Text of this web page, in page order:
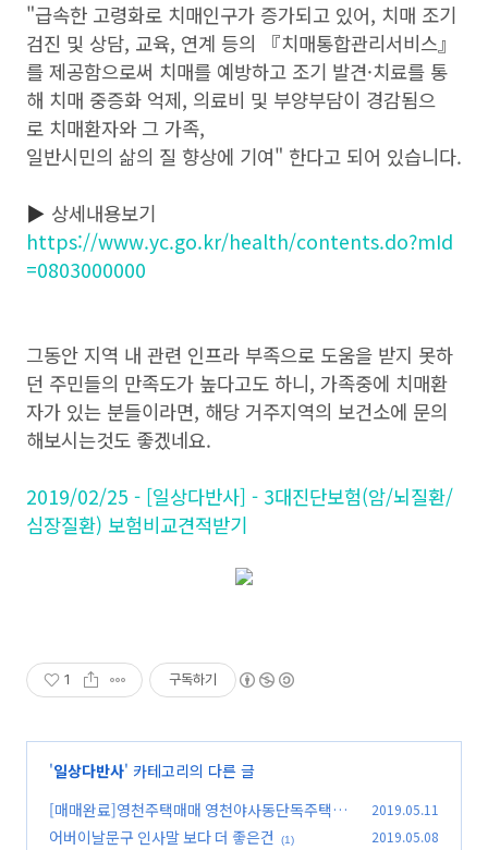
"급속한 고령화로 치매인구가 증가되고 있어, 치매 조기
검진 및 상담, 교육, 연계 등의 『치매통합관리서비스』
를 제공함으로써 치매를 예방하고 조기 발견·치료를 통
해 치매 중증화 억제, 의료비 및 부양부담이 경감됨으
로 치매환자와 그 가족,
일반시민의 삶의 질 향상에 기여" 한다고 되어 있습니다.
▶ 상세내용보기
https://www.yc.go.kr/health/contents.do?mId
=0803000000
그동안 지역 내 관련 인프라 부족으로 도움을 받지 못하
던 주민들의 만족도가 높다고도 하니, 가족중에 치매환
자가 있는 분들이라면, 해당 거주지역의 보건소에 문의
해보시는것도 좋겠네요.
2019/02/25 - [일상다반사] - 3대진단보험(암/뇌질환/
심장질환) 보험비교견적받기
1 구독하기
'일상다반사' 카테고리의 다른 글
[매매완료]영천주택매매 영천야사동단독주택매
매 영천부동산매매 (0)
2019.05.11
어버이날문구 인사말 보다 더 좋은건 (1) 2019.05.08